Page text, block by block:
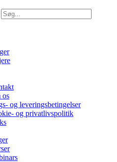
os
og leveringsbetingelser
og privatlivspolitik